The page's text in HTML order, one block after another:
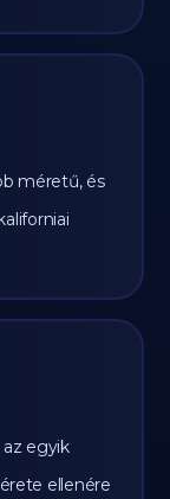
méretű, és
egyik
ellenére